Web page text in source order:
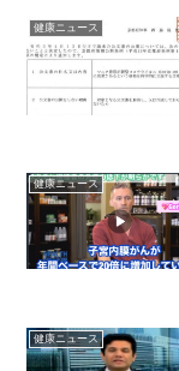
健康ニュース
健康ニュース
健康ニュース